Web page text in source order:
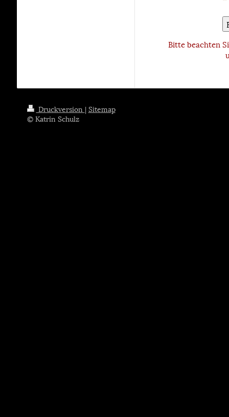
Bitte beachten
Druckversion | Sitemap
© Katrin Schulz